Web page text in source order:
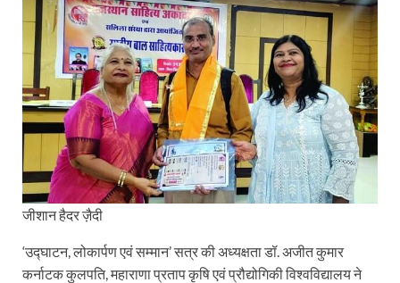
जीशान हैदर ज़ैदी
‘उद्घाटन, लोकार्पण एवं सम्मान’ सत्र की अध्यक्षता डॉ. अजीत कुमार
कर्नाटक कुलपति, महाराणा प्रताप कृषि एवं प्रौद्योगिकी विश्वविद्यालय ने